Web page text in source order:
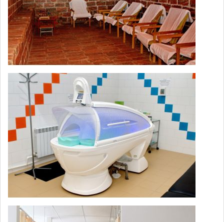
Парафино-озокеритовая аппликация
(1 аппликация)
550
Парафино-озокеритовая аппликация
(2 аппликации)
700
Парафино-озокеритовая аппликация
(3 аппликации)
Ванны газовые (кислородные,
углекислые, азотные) (реабокс) 1
процедура
Баровоздействие - прессотерапия
конечностей, пневмокомпрессия (1
1,000
Баровоздействие - прессотерапия